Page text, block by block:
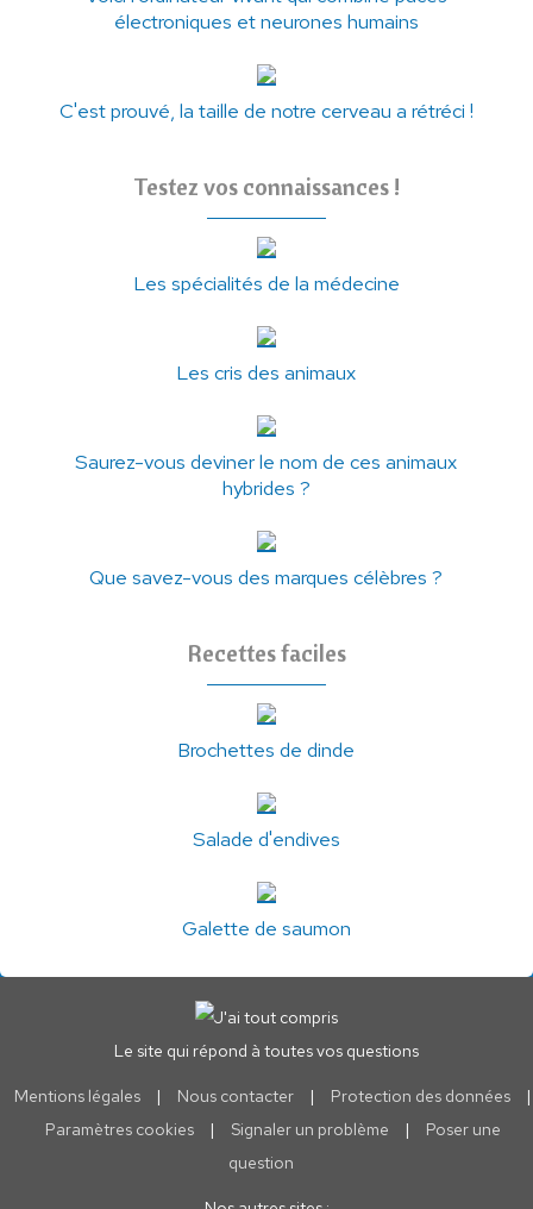
électroniques et neurones humains
C'est prouvé, la taille de notre cerveau a rétréci !
Testez vos connaissances !
Les spécialités de la médecine
Les cris des animaux
Saurez-vous deviner le nom de ces animaux
hybrides ?
Que savez-vous des marques célèbres ?
Recettes faciles
Brochettes de dinde
Salade d'endives
Galette de saumon
Le site qui répond à toutes vos questions
Mentions légales | Nous contacter | Protection des données
|
Paramètres cookies
| Signaler un problème |
Poser une
question